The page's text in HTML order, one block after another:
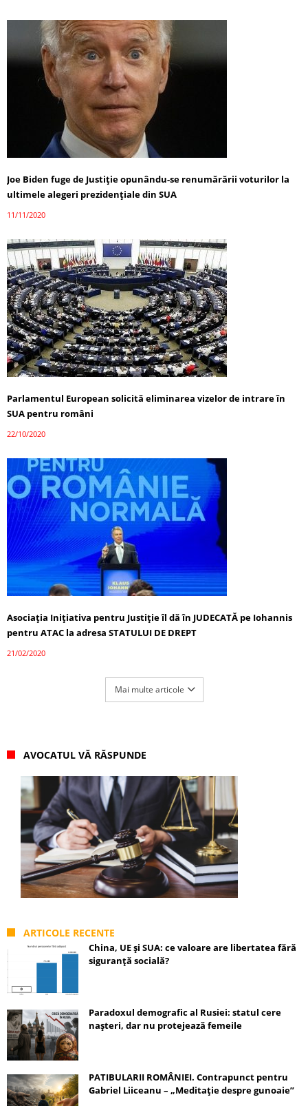
Joe Biden fuge de Justiție opunându-se renumărării voturilor la
ultimele alegeri prezidențiale din SUA
11/11/2020
Parlamentul European solicită eliminarea vizelor de intrare în
SUA pentru români
22/10/2020
Asociaţia Iniţiativa pentru Justiţie îl dă în JUDECATĂ pe Iohannis
pentru ATAC la adresa STATULUI DE DREPT
21/02/2020
Mai multe articole
AVOCATUL VĂ RĂSPUNDE
ARTICOLE RECENTE
China, UE și SUA: ce valoare are libertatea fără
siguranță socială?
Paradoxul demografic al Rusiei: statul cere
nașteri, dar nu protejează femeile
PATIBULARII ROMÂNIEI. Contrapunct pentru
Gabriel Liiceanu – „Meditație despre gunoaie”